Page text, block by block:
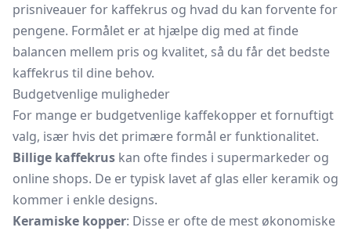
prisniveauer for kaffekrus og hvad du kan forvente for
pengene. Formålet er at hjælpe dig med at finde
balancen mellem pris og kvalitet, så du får det bedste
kaffekrus til dine behov.
Budgetvenlige muligheder
For mange er budgetvenlige kaffekopper et fornuftigt
valg, især hvis det primære formål er funktionalitet.
Billige kaffekrus kan ofte findes i supermarkeder og
online shops. De er typisk lavet af glas eller keramik og
kommer i enkle designs.
Keramiske kopper: Disse er ofte de mest økonomiske